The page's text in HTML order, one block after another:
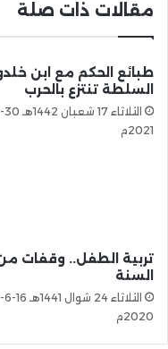
مقالات ذات صلة
طبائع الحكم مع ابن
السلطة تنتزع بالحرب
2021م
تربية الطفل.. وقفات
السنة
الثلاثاء 24 شوال 1441هـ 16-6-
2020م